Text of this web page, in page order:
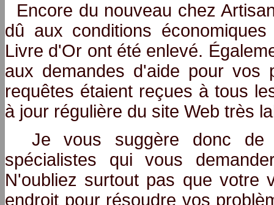
Encore du nouveau chez
dû aux conditions
Livre d'Or ont été enlevé.
aux demandes d'aide pour vos
requêtes étaient reçues à tous
à jour régulière du site Web très
Je vous suggère donc de
spécialistes qui vous
N'oubliez surtout pas que votre
endroit pour résoudre vos